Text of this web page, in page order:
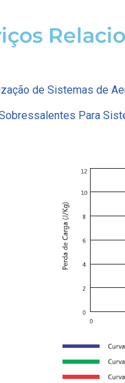
de Sistemas de
Para